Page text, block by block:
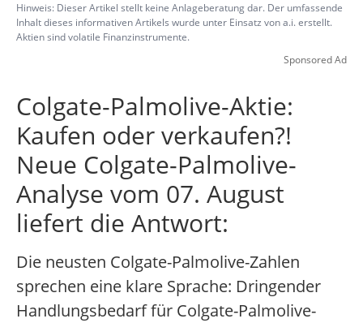
Hinweis: Dieser Artikel stellt keine Anlageberatung dar. Der umfassende
Inhalt dieses informativen Artikels wurde unter Einsatz von a.i. erstellt.
Aktien sind volatile Finanzinstrumente.
Sponsored Ad
Colgate-Palmolive-Aktie:
Kaufen oder verkaufen?!
Neue Colgate-Palmolive-
Analyse vom 07. August
liefert die Antwort:
Die neusten Colgate-Palmolive-Zahlen
sprechen eine klare Sprache: Dringender
Handlungsbedarf für Colgate-Palmolive-